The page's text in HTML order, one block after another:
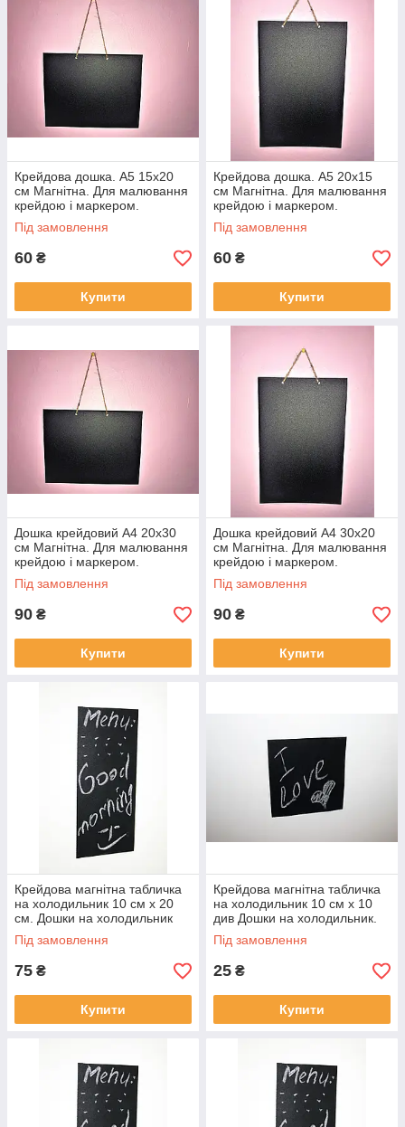
Крейдова дошка. А5 15х20
см Магнітна. Для малювання
крейдою і маркером.
Горизонтальна. Грифельна
Під замовлення
60 ₴
Купити
Крейдова дошка. А5 20х15
см Магнітна. Для малювання
крейдою і маркером.
Вертикальна. Грифельна
Під замовлення
60 ₴
Купити
Дошка крейдовий А4 20х30
см Магнітна. Для малювання
крейдою і маркером.
Горизонтальна. грифельна
Під замовлення
90 ₴
Купити
Дошка крейдовий А4 30х20
см Магнітна. Для малювання
крейдою і маркером.
Вертикальна. грифельна
Під замовлення
90 ₴
Купити
Крейдова магнітна табличка
на холодильник 10 см х 20
см. Дошки на холодильник
для крейди і маркера
грифельні
Під замовлення
75 ₴
Купити
Крейдова магнітна табличка
на холодильник 10 см х 10
див Дошки на холодильник.
Для крейди і маркера
Під замовлення
25 ₴
Купити